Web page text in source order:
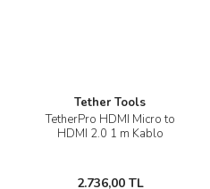
Tether Tools
TetherPro HDMI Micro to
HDMI 2.0 1 m Kablo
2.736,00 TL